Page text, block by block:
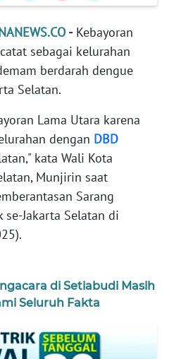
-Kebayoran
sebagai kelurahan
berdarah dengue
Selatan.
Lama Utara karena
dengan DBD
kata Wali Kota
Munjirin saat
Sarang
se-Jakarta Selatan di
di Setiabudi Masih
Seluruh Fakta